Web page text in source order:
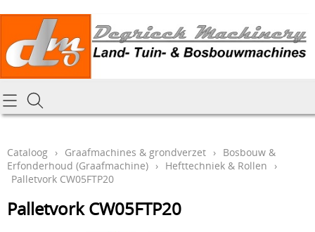
Homepagina
Tractoren & aanbouwdelen
Hoe online bestellen
Mijn bestelling laten leveren
Cataloog › Graafmachines & grondverzet › Bosbouw &
Erfonderhoud (Graafmachine) › Hefttechniek & Rollen
›
Palletvork CW05FTP20
Palletvork CW05FTP20